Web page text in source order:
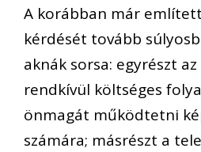
A korábban már
kérdését tovább
aknák sorsa: egyrészt
rendkívül költséges
önmagát működtetni
számára; másrészt a